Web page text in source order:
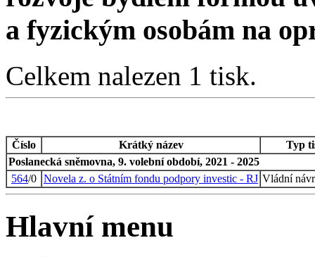
a fyzickým osobám na
Celkem nalezen 1 tisk.
Číslo Krátký název
Typ
Poslanecká sněmovna, 9. volební období, 2021 - 2025
564/0 Novela z. o Státním fondu podpory investic - RJ Vládní
Hlavní menu